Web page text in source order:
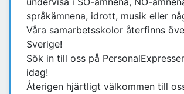
språkämnena, idrott, musik eller
Våra samarbetsskolor återfinns
Sverige!
Sök in till oss på
idag!
Återigen hjärtligt välkommen till